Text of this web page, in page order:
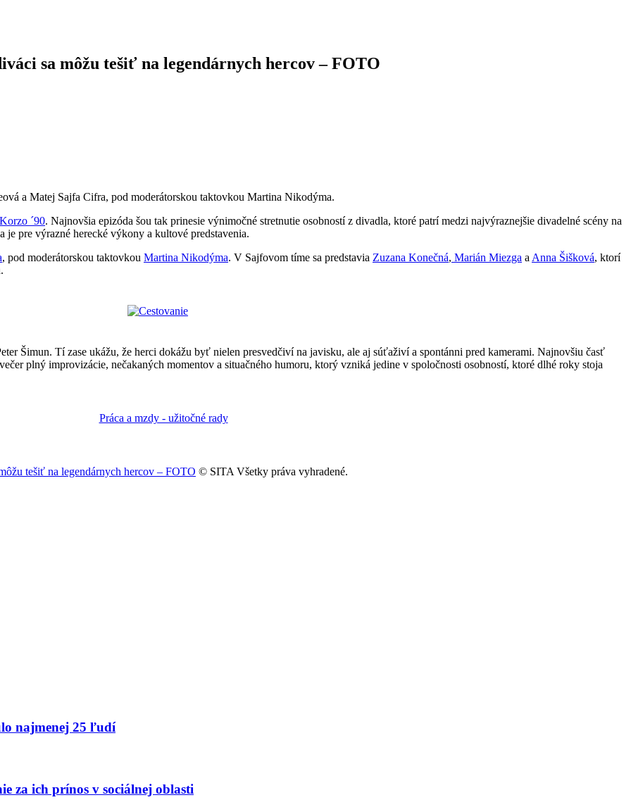
sa môžu tešiť na legendárnych hercov – FOTO
a Matej Sajfa Cifra, pod moderátorskou taktovkou Martina Nikodýma.
´90. Najnovšia epizóda šou tak prinesie výnimočné stretnutie osobností z divadla, ktoré patrí medzi najvýraznejšie divadelné scény na
pre výrazné herecké výkony a kultové predstavenia.
, pod moderátorskou taktovkou Martina Nikodýma. V Sajfovom tíme sa predstavia Zuzana Konečná, Marián Miezga a Anna Šišková, ktorí
Šimun. Tí zase ukážu, že herci dokážu byť nielen presvedčiví na javisku, ale aj súťaživí a spontánni pred kamerami. Najnovšiu časť
plný improvizácie, nečakaných momentov a situačného humoru, ktorý vzniká jedine v spoločnosti osobností, ktoré dlhé roky stoja
tešiť na legendárnych hercov – FOTO © SITA Všetky práva vyhradené.
najmenej 25 ľudí
za ich prínos v sociálnej oblasti